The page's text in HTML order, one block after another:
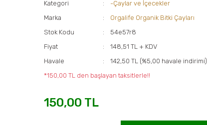
Kategori
-Çaylar ve İçecekler
Marka
Orgalife Organik Bitki Çayları
Stok Kodu
54e57r8
Fiyat
148,51 TL + KDV
Havale
142,50 TL (%5,00 havale indirimi)
*150,00 TL den başlayan taksitlerle!!
150,00 TL